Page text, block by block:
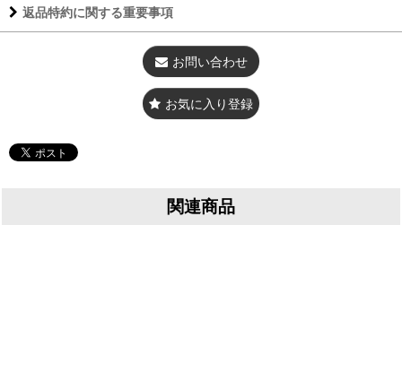
返品特約に関する重要事項
お問い合わせ
お気に入り登録
関連商品